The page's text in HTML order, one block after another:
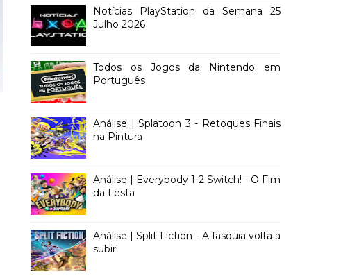
Notícias PlayStation da Semana 25
Julho 2026
Todos os Jogos da Nintendo em
Português
Análise | Splatoon 3 - Retoques Finais
na Pintura
Análise | Everybody 1-2 Switch! - O Fim
da Festa
Análise | Split Fiction - A fasquia volta a
subir!